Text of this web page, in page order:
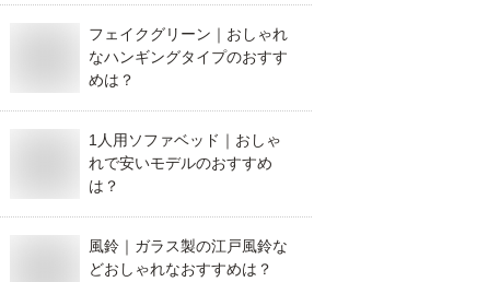
フェイクグリーン｜おしゃれ
なハンギングタイプのおすす
めは？
1人用ソファベッド｜おしゃ
れで安いモデルのおすすめ
は？
風鈴｜ガラス製の江戸風鈴な
どおしゃれなおすすめは？